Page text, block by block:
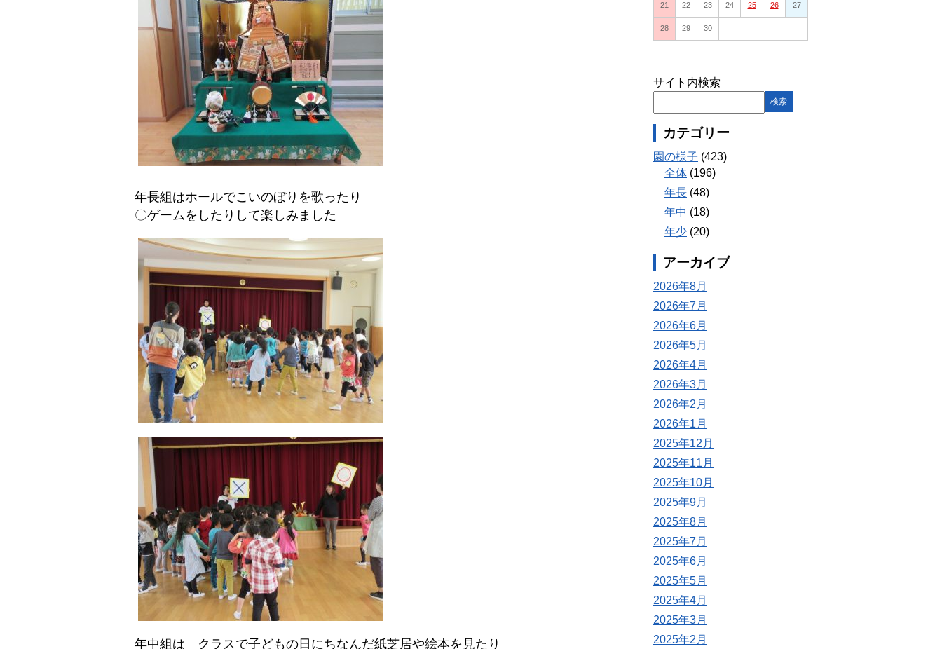
年長組はホールでこいのぼりを歌ったり
〇ゲームをしたりして楽しみました
年中組は クラスで子どもの日にちなんだ紙芝居や絵本を見たり
21 22 23 24 25 26 27
28 29 30
サイト内検索
カテゴリー
園の様子 (423)
全体 (196)
年長 (48)
年中 (18)
年少 (20)
アーカイブ
2026年8月
2026年7月
2026年6月
2026年5月
2026年4月
2026年3月
2026年2月
2026年1月
2025年12月
2025年11月
2025年10月
2025年9月
2025年8月
2025年7月
2025年6月
2025年5月
2025年4月
2025年3月
2025年2月